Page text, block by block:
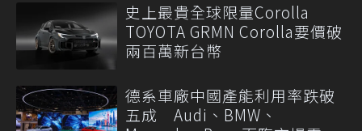
史上最貴全球限量Corolla
TOYOTA GRMN Corolla要價破
兩百萬新台幣
德系車廠中國產能利用率跌破
五成 Audi、BMW、